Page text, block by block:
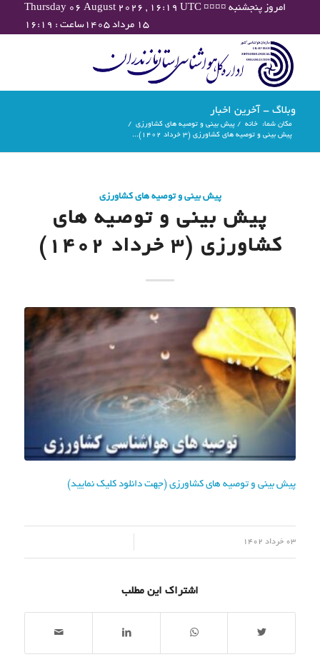
Thursday 06 August 2026 , 16:19 UTC ¤¤¤¤ امروز پنجشنبه
۱۵ مرداد ۱۴۰۵ساعت : ۱۶:۱۹
وبلاگ - آخرین اخبار
مکان شما: خانه / پیش بینی و توصیه های کشاورزی /
پیش بینی و توصیه های کشاورزی (3 خرداد ۱۴۰۲)...
پیش بینی و توصیه های کشاورزی
پیش بینی و توصیه های
کشاورزی (3 خرداد ۱۴۰۲)
پیش بینی و توصیه های کشاورزی (جهت دانلود کلیک نمایید)
03 خرداد 1402
اشتراک این مطلب